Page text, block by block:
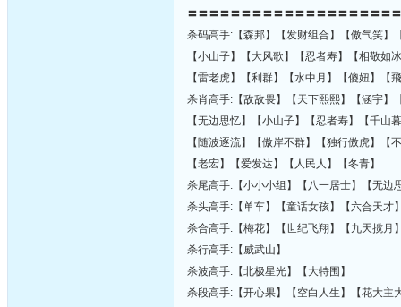
〓〓〓〓〓〓〓〓〓〓〓〓〓〓〓〓〓〓〓
杀码高手:【森邦】【发财组合】【傲气笑】
【小山子】【大风歌】【忍者寿】【相敬
【雷老虎】【利群】【水中月】【傻妞】【
杀肖高手:【敌敌畏】【天下熙熙】【涵宇】
【无边思忆】【小山子】【忍者寿】【千
【随波逐流】【傲岸不群】【独行傲虎】
【老宏】【爱发达】【人民人】【冬青】
杀尾高手:【小小小组】【八一居士】【无边
杀头高手:【单车】【童话女孩】【六合天才
杀合高手:【梅花】【世纪飞翔】【九天揽月
杀行高手:【威武山】
杀波高手:【北极星光】【大特围】
杀段高手:【开心果】【空白人生】【花大主